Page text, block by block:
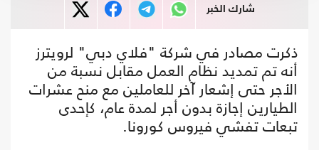
شارك الخبر
ذكرت مصادر في شركة "فلاي دبي" لرويترز
أنه تم تمديد نظام العمل مقابل نسبة من
الأجر حتى إشعار آخر للعاملين مع منح عشرات
الطيارين إجازة بدون أجر لمدة عام، كإحدى
تبعات تفشي فيروس كورونا.